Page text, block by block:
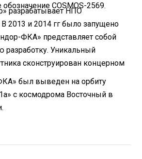
COSMOS-2569.
разрабатывает НПО
2013 и 2014 гг было запущено
ФКА» представляет собой
разработку. Уникальный
сконструирован концерном
был выведен на орбиту
с космодрома Восточный в